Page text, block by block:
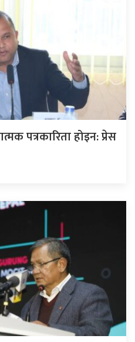
पत्रकारिता होइन: प्रेस